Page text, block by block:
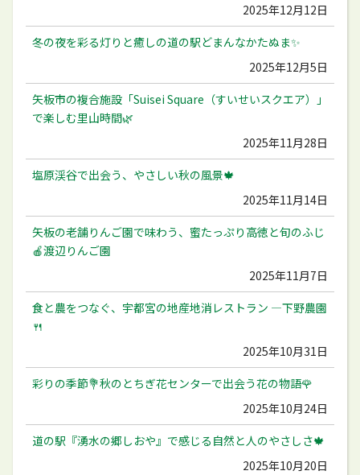
2025年12月12日
冬の夜を彩る灯りと癒しの道の駅どまんなかたぬま✨
2025年12月5日
矢板市の複合施設「Suisei Square（すいせいスクエア）」
で楽しむ里山時間🌿
2025年11月28日
塩原渓谷で出会う、やさしい秋の風景🍁
2025年11月14日
矢板の老舗りんご園で味わう、蜜たっぷり高徳と旬のふじ
🍎渡辺りんご園
2025年11月7日
食と農をつなぐ、宇都宮の地産地消レストラン ―下野農園
🍴
2025年10月31日
彩りの季節💐秋のとちぎ花センターで出会う花の物語🌹
2025年10月24日
道の駅『湧水の郷しおや』で感じる自然と人のやさしさ🍁
2025年10月20日